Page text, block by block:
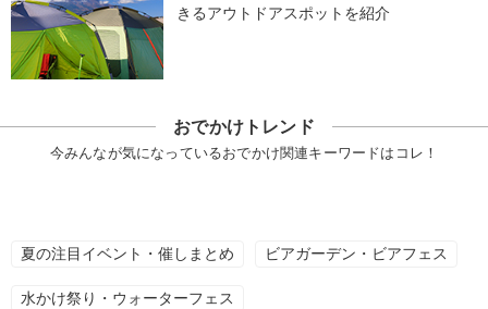
きるアウトドアスポットを紹介
おでかけトレンド
今みんなが気になっているおでかけ関連キーワードはコレ！
夏の注目イベント・催しまとめ ビアガーデン・ビアフェス
水かけ祭り・ウォーターフェス